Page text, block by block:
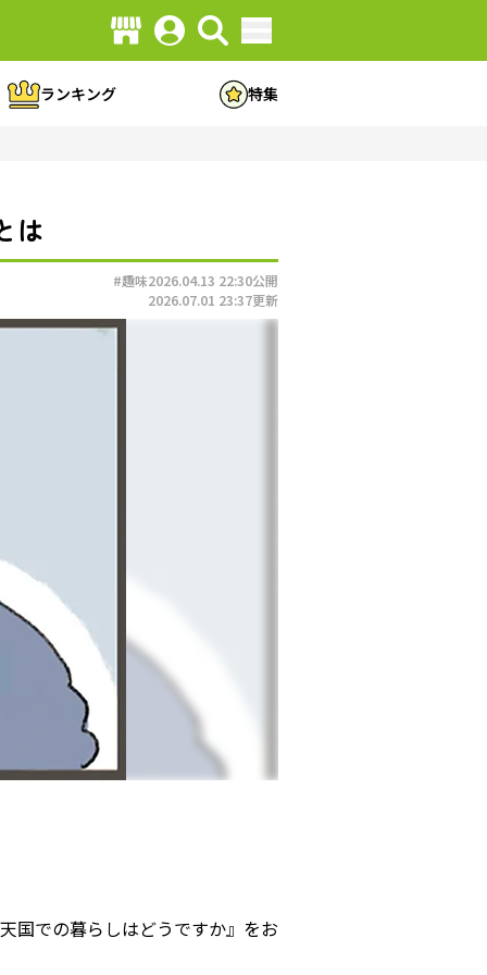
ランキング 特集
は
#趣味2026.04.13 22:30公開
2026.07.01 23:37更新
国での暮らしはどうですか』をお